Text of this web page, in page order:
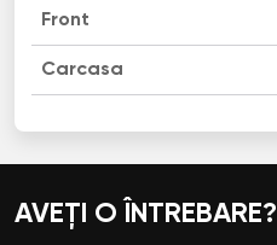
Front
Carcasa
AVEȚI O